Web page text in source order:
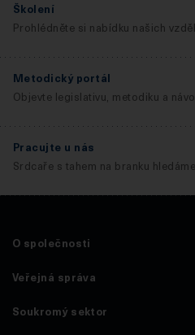
Školení
Prohlédněte si nabídku našich
Metodický portál
Objevte legislativu, metodiku a
Pracujte u nás
Srdcaře s tahem na branku
O společnosti
Veřejná správa
Soukromý sektor